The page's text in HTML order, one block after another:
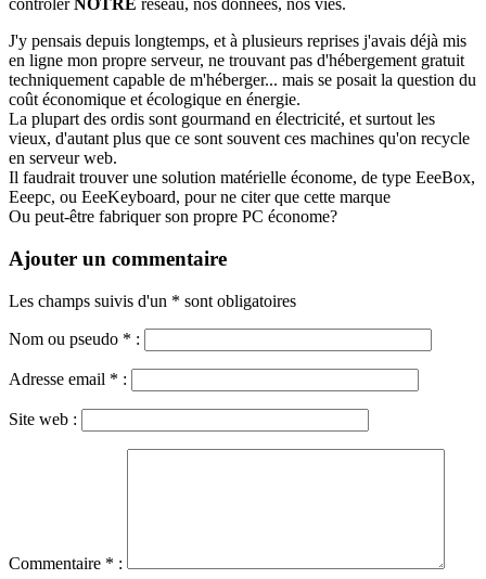
contrôlerNOTRE réseau, nos données, nos vies.
J'y pensais depuis longtemps, et à plusieurs reprises j'avais déjà mis
en ligne mon propre serveur, ne trouvant pas d'hébergement gratuit
techniquement capable de m'héberger... mais se posait la question du
coût économique et écologique en énergie.
La plupart des ordis sont gourmand en électricité, et surtout les
vieux, d'autant plus que ce sont souvent ces machines qu'on recycle
en serveur web.
Il faudrait trouver une solution matérielle économe, de type EeeBox,
Eeepc, ou EeeKeyboard, pour ne citer que cette marque
Ou peut-être fabriquer son propre PC économe?
Ajouter un commentaire
Les champs suivis d'un * sont obligatoires
Nom ou pseudo * :
Adresse email * :
Site web :
Commentaire * :